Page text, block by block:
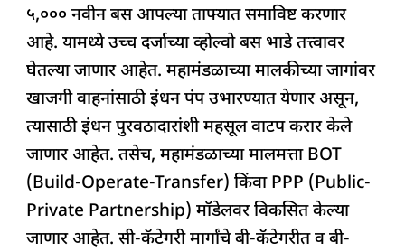
५,००० नवीन बस आपल्या ताफ्यात समाविष्ट करणार
आहे. यामध्ये उच्च दर्जाच्या व्होल्वो बस भाडे तत्त्वावर
घेतल्या जाणार आहेत. महामंडळाच्या मालकीच्या जागांवर
खाजगी वाहनांसाठी इंधन पंप उभारण्यात येणार असून,
त्यासाठी इंधन पुरवठादारांशी महसूल वाटप करार केले
जाणार आहेत. तसेच, महामंडळाच्या मालमत्ता BOT
(Build-Operate-Transfer) किंवा PPP (Public-
Private Partnership) मॉडेलवर विकसित केल्या
जाणार आहेत. सी-कॅटेगरी मार्गांचे बी-कॅटेगरीत व बी-